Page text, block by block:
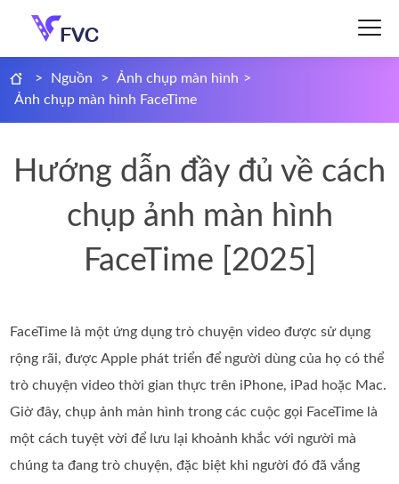
> Nguồn > Ảnh chụp màn hình >
Ảnh chụp màn hình FaceTime
Hướng dẫn đầy đủ về cách
chụp ảnh màn hình
FaceTime [2025]
FaceTime là một ứng dụng trò chuyện video được sử dụng
rộng rãi, được Apple phát triển để người dùng của họ có thể
trò chuyện video thời gian thực trên iPhone, iPad hoặc Mac.
Giờ đây, chụp ảnh màn hình trong các cuộc gọi FaceTime là
một cách tuyệt vời để lưu lại khoảnh khắc với người mà
chúng ta đang trò chuyện, đặc biệt khi người đó đã vắng